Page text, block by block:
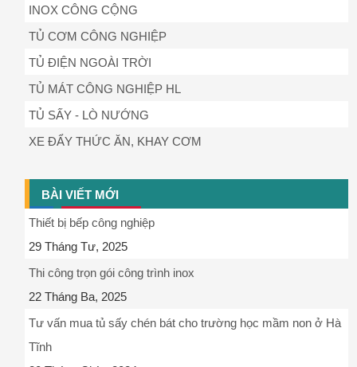
INOX CÔNG CỘNG
TỦ CƠM CÔNG NGHIỆP
TỦ ĐIỆN NGOÀI TRỜI
TỦ MÁT CÔNG NGHIỆP HL
TỦ SẤY - LÒ NƯỚNG
XE ĐẨY THỨC ĂN, KHAY CƠM
BÀI VIẾT MỚI
Thiết bị bếp công nghiệp
29 Tháng Tư, 2025
Thi công trọn gói công trình inox
22 Tháng Ba, 2025
Tư vấn mua tủ sấy chén bát cho trường học mầm non ở Hà
Tĩnh